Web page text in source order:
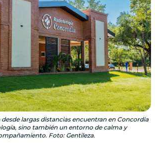
largas distancias encuentran en Concordia
sino también un entorno de calma y
Foto: Gentileza.